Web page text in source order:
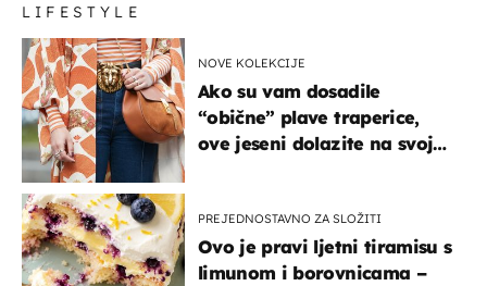
LIFESTYLE
NOVE KOLEKCIJE
Ako su vam dosadile
“obične” plave traperice,
ove jeseni dolazite na svoje
PREJEDNOSTAVNO ZA SLOŽITI
Ovo je pravi ljetni tiramisu s
limunom i borovnicama –